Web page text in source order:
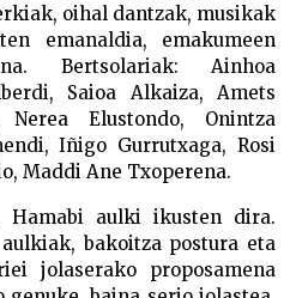
oihal dantzak, musikak
emanaldia, emakumeen
Bertsolariak: Ainhoa
Saioa Alkaiza, Amets
Elustondo, Onintza
Iñigo Gurrutxaga, Rosi
Maddi Ane Txoperena.
Hamabi aulki ikusten dira.
bakoitza postura eta
jolaserako proposamena